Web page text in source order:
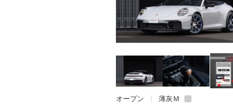
オープン 薄灰Ｍ